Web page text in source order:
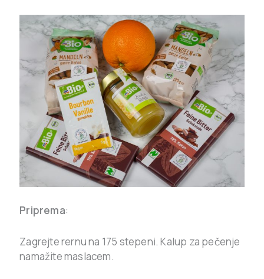
Priprema:
Zagrejte rernu na 175 stepeni. Kalup za pečenje
namažite maslacem.